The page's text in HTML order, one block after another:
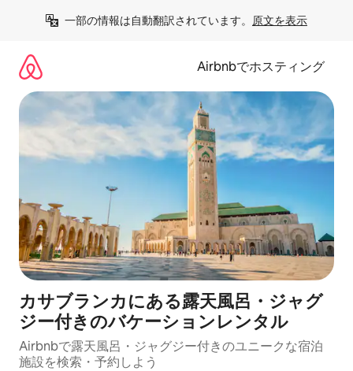
一部の情報は自動翻訳されています。 原文を表示
Airbnbでホスティング
カサブランカにある露天風呂・ジャグ
ジー付きのバケーションレンタル
Airbnbで露天風呂・ジャグジー付きのユニークな宿泊
施設を検索・予約しよう